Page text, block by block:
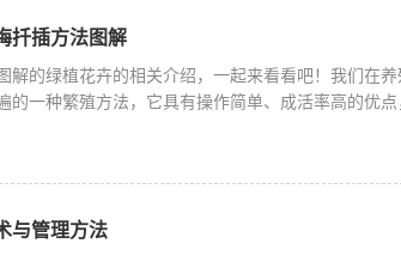
扦插方法图解
解的绿植花卉的相关介绍，一起来看看吧！我们在
的一种繁殖方法，它具有操作简单、成活率高的优点
与管理方法